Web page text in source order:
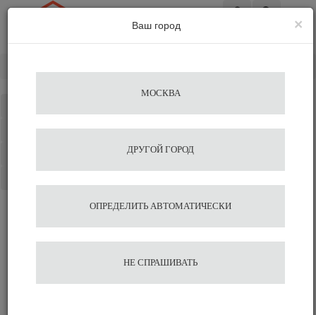
Избранное
Вспениватели молока для
×
Ваш город
МОСКВА
ДРУГОЙ ГОРОД
ОПРЕДЕЛИТЬ АВТОМАТИЧЕСКИ
НЕ СПРАШИВАТЬ